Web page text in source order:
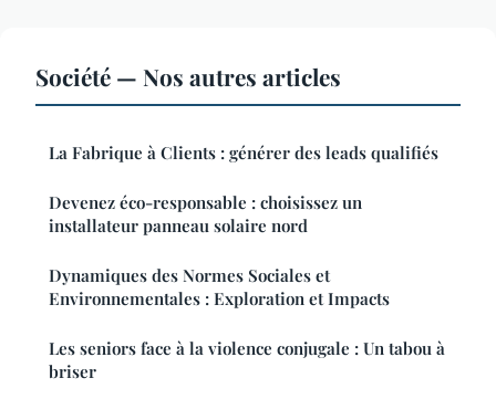
Société — Nos autres articles
La Fabrique à Clients : générer des leads qualifiés
Devenez éco-responsable : choisissez un
installateur panneau solaire nord
Dynamiques des Normes Sociales et
Environnementales : Exploration et Impacts
Les seniors face à la violence conjugale : Un tabou à
briser